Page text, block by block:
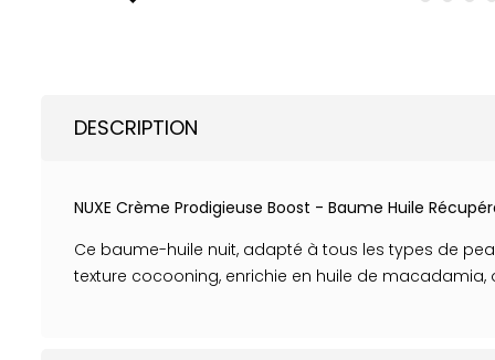
DESCRIPTION
NUXE Crème Prodigieuse Boost - Baume Huile
Ce baume-huile nuit, adapté à tous les types de
texture cocooning, enrichie en huile de